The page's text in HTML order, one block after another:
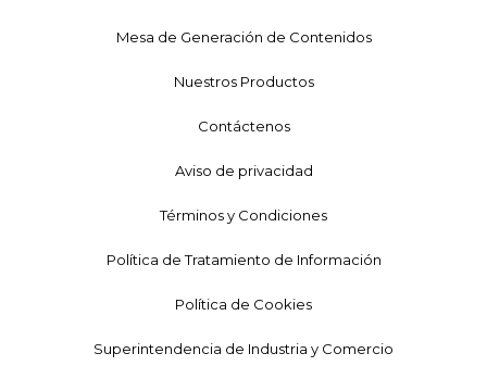
Mesa de Generación de Contenidos
Nuestros Productos
Contáctenos
Aviso de privacidad
Términos y Condiciones
Política de Tratamiento de Información
Política de Cookies
Superintendencia de Industria y Comercio